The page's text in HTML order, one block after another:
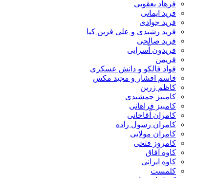
فرهاد یعقوبی
فرید ایمانی
فرید جوادی
فرید رشیدی و علی فرین کیا
فرید صالحی
فریدون آسرایی
فریمن
فواد فالکو و دانش عسکری
قاسم افشار و مجید مکس
کاظم زرین
کامبیز جمشیدی
کامبیز فراهانی
کامران آقاخانی
کامران رسول زاده
کامران مولایی
کامروز فتحی
کاوه آفاق
کاوه ایرانی
کلمست